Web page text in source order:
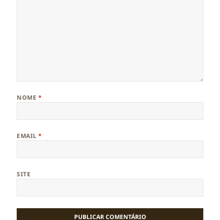
NOME *
EMAIL*
SITE